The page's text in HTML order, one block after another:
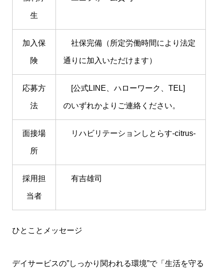
生
加入保
険
社保完備（所定労働時間により法定
通りに加入いただけます）
応募方
法
[公式LINE、ハローワーク、TEL]
のいずれかよりご連絡ください。
面接場
所
リハビリテーションしとらす-citrus-
採用担
当者
有吉雄司
ひとことメッセージ
デイサービスの”しっかり関われる環境”で「生活を守る